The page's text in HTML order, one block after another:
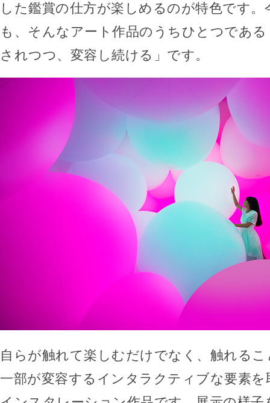
した鑑賞の仕方が楽しめるのが特色です。
も、そんなアート作品のうちひとつであ
されつつ、変容し続ける」です。
自らが触れて楽しむだけでなく、触れる
一部が変容するインタラクティブな要素を